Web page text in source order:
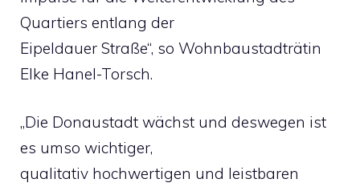
Quartiers entlang der
Eipeldauer Straße“, so Wohnbaustadträtin
Elke Hanel-Torsch.
„Die Donaustadt wächst und deswegen ist
es umso wichtiger,
qualitativ hochwertigen und leistbaren